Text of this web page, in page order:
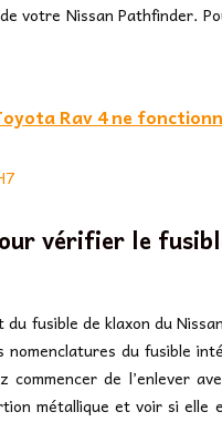
votre Nissan Pathfinder.
Rav 4 ne
vérifier le
fusible de klaxon du
nomenclatures du fusible
de l’enlever
métallique et voir si elle